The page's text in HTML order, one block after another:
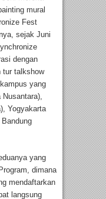
mural
Fest
sejak Juni
dengan
tur talkshow
yang
Yogyakarta
yang
dimana
mendaftarkan
langsung